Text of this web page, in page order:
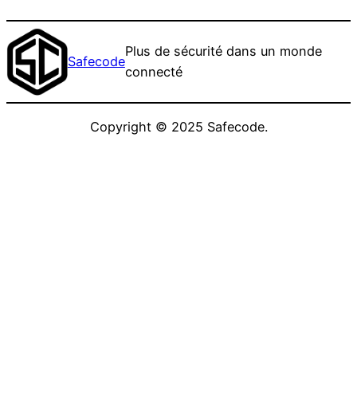
Safecode
Plus de sécurité dans un monde
connecté
Copyright © 2025 Safecode.